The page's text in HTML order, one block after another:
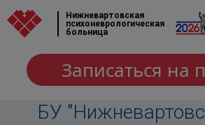
Нижневартовская
психоневрологическая
больница
Записаться на
БУ